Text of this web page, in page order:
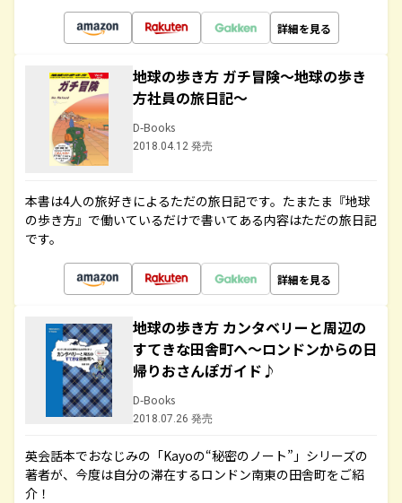
詳細を見る
地球の歩き方 ガチ冒険～地球の歩き
方社員の旅日記～
D-Books
2018.04.12 発売
本書は4人の旅好きによるただの旅日記です。たまたま『地球
の歩き方』で働いているだけで書いてある内容はただの旅日記
です。
詳細を見る
地球の歩き方 カンタベリーと周辺の
すてきな田舎町へ～ロンドンからの日
帰りおさんぽガイド♪
D-Books
2018.07.26 発売
英会話本でおなじみの「Kayoの“秘密のノート”」シリーズの
著者が、今度は自分の滞在するロンドン南東の田舎町をご紹
介！